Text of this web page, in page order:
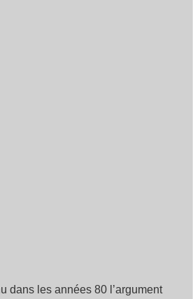
dans les années 80 l’argument